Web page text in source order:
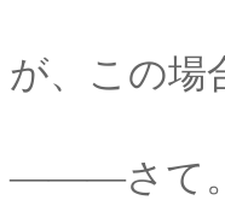
航吉と
が、この場
それに
―――さて。